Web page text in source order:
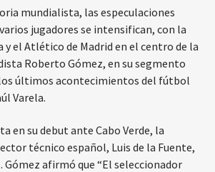
mundialista, las especulaciones
jugadores se intensifican, con la
y el Atlético de Madrid en el centro de la
Roberto Gómez, en su segmento
los últimos acontecimientos del fútbol
Varela.
en su debut ante Cabo Verde, la
técnico español, Luis de la Fuente,
afirmó que “El seleccionador